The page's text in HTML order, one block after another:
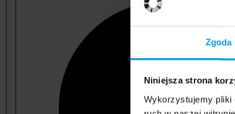
Zgoda
Niniejsza strona
Wykorzystujemy pliki